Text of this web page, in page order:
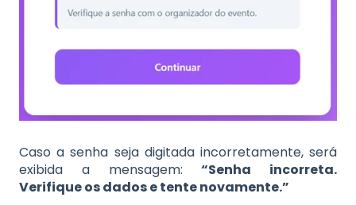
Caso a senha seja digitada incorretamente, será
exibida a mensagem:“Senha incorreta.
Verifique os dados e tente novamente.”